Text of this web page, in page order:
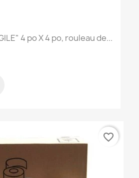
4 po X 4 po, rouleau de...
favorite_border